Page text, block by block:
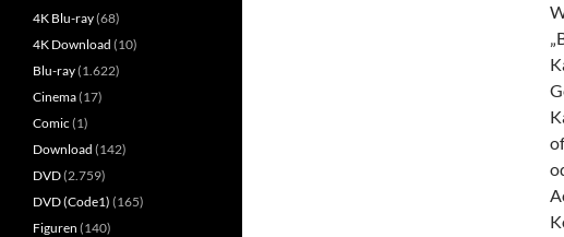
4K Blu-ray(68)
4K Download (10)
Blu-ray(1.622)
Cinema(17)
Comic (1)
Download (142)
DVD(2.759)
DVD (Code1) (165)
Figuren (140)